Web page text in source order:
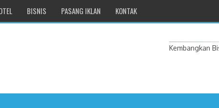
BISNIS PASANG IKLAN KONTAK
Kembangkan